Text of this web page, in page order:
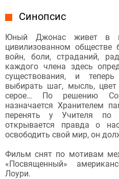
Синопсис
Юный Джонас живет в
цивилизованном обществе
войн, боли, страданий,
каждого члена здесь
существования, и
выбирать шаг, мысль,
серое… По решению
назначается Хранителем
перенять у Учителя
открывается правда о
освободить свой мир, он
Фильм снят по мотивам
«Посвященный»
Лоури.